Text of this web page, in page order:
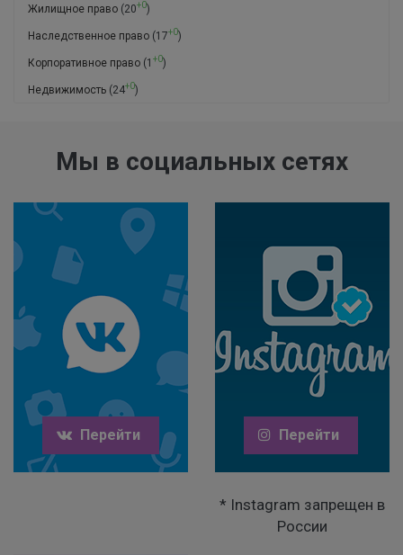
Жилищное право (20+0)
Наследственное право (17+0)
Корпоративное право (1 +0)
Недвижимость (24+0)
Мы в социальных сетях
Перейти Перейти
* Instagram запрещен в
России